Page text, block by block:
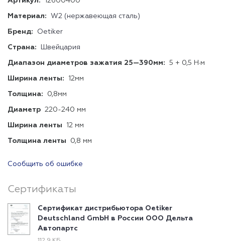
Материал: W2 (нержавеющая сталь)
Бренд: Oetiker
Страна: Швейцария
Диапазон диаметров зажатия 25—390мм: 5 + 0,5 Н∙м
Ширина ленты: 12мм
Толщина: 0,8мм
Диаметр 220-240 мм
Ширина ленты 12 мм
Толщина ленты 0,8 мм
Сообщить об ошибке
Сертификаты
Сертификат дистрибьютора Oetiker
Deutschland GmbH в России ООО Дельта
Автопартс